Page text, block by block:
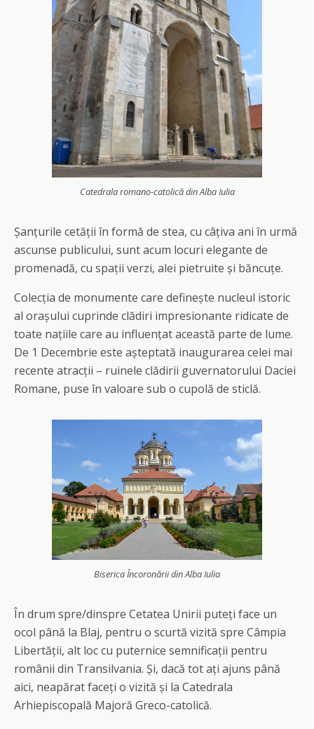
Catedrala romano-catolică din Alba Iulia
Șanțurile cetății în formă de stea, cu câțiva ani în urmă
ascunse publicului, sunt acum locuri elegante de
promenadă, cu spații verzi, alei pietruite și băncuțe.
Colecția de monumente care definește nucleul istoric
al orașului cuprinde clădiri impresionante ridicate de
toate națiile care au influențat această parte de lume.
De 1 Decembrie este așteptată inaugurarea celei mai
recente atracții – ruinele clădirii guvernatorului Daciei
Romane, puse în valoare sub o cupolă de sticlă.
Biserica Încoronării din Alba Iulia
În drum spre/dinspre Cetatea Unirii puteți face un
ocol până la Blaj, pentru o scurtă vizită spre Câmpia
Libertății, alt loc cu puternice semnificații pentru
românii din Transilvania. Și, dacă tot ați ajuns până
aici, neapărat faceți o vizită și la Catedrala
Arhiepiscopală Majoră Greco-catolică.